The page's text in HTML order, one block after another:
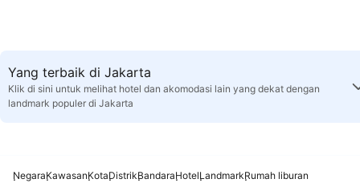
Yang terbaik di Jakarta
Klik di sini untuk melihat hotel dan akomodasi lain yang dekat dengan
landmark populer di Jakarta
NegaraKawasanKotaDistrikBandaraHotelLandmarkRumah liburan